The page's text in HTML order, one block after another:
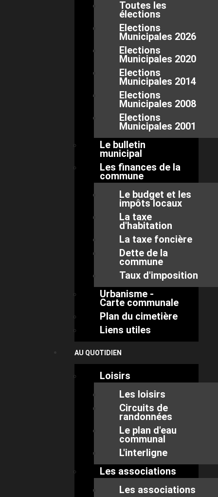
Toutes les
élections
Elections
Municipales 2026
Elections
Municipales 2020
Elections
Municipales 2014
Elections
Municipales 2008
Elections
Municipales 2001
Le bulletin
municipal
Les finances de la
commune
Le budget et les
impôts locaux
La taxe
d'habitation
La taxe foncière
Dette de la
commune
Taux d'imposition
Urbanisme -
Carte communale
Plan du cimetière
Liens utiles
AU QUOTIDIEN
Loisirs
Les loisirs
Circuits de
randonnées
Le plan d'eau
communal
L'interligne
Les associations
Les associations